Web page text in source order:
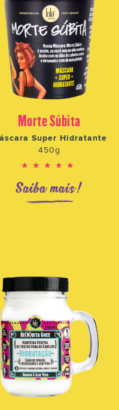
Morte Súbita
Super Hidratante
450g
★★★★★
Saiba mais!